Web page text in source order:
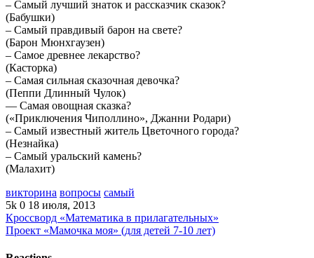
– Самый лучший знаток и рассказчик сказок?
(Бабушки)
– Самый правдивый барон на свете?
(Барон Мюнхгаузен)
– Самое древнее лекарство?
(Касторка)
– Самая сильная сказочная девочка?
(Пеппи Длинный Чулок)
— Самая овощная сказка?
(«Приключения Чиполлино», Джанни Родари)
– Самый известный житель Цветочного города?
(Незнайка)
– Самый уральский камень?
(Малахит)
викторина вопросы самый
5k 0 18 июля, 2013
Кроссворд «Математика в прилагательных»
Проект «Мамочка моя» (для детей 7-10 лет)